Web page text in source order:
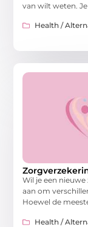
van wilt weten.
Health /
Wil je een
aan om
Hoewel de
Health /